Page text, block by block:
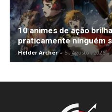
10 animes de ação
praticamente ninguém
Helder Archer - 5 , Agosto , 2026